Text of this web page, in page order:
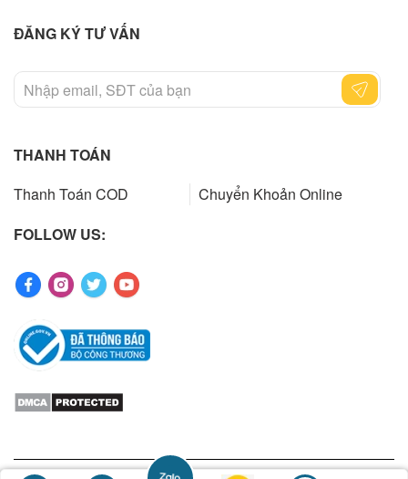
ĐĂNG KÝ TƯ VẤN
THANH TOÁN
Thanh Toán COD
Chuyển Khoản Online
FOLLOW US: